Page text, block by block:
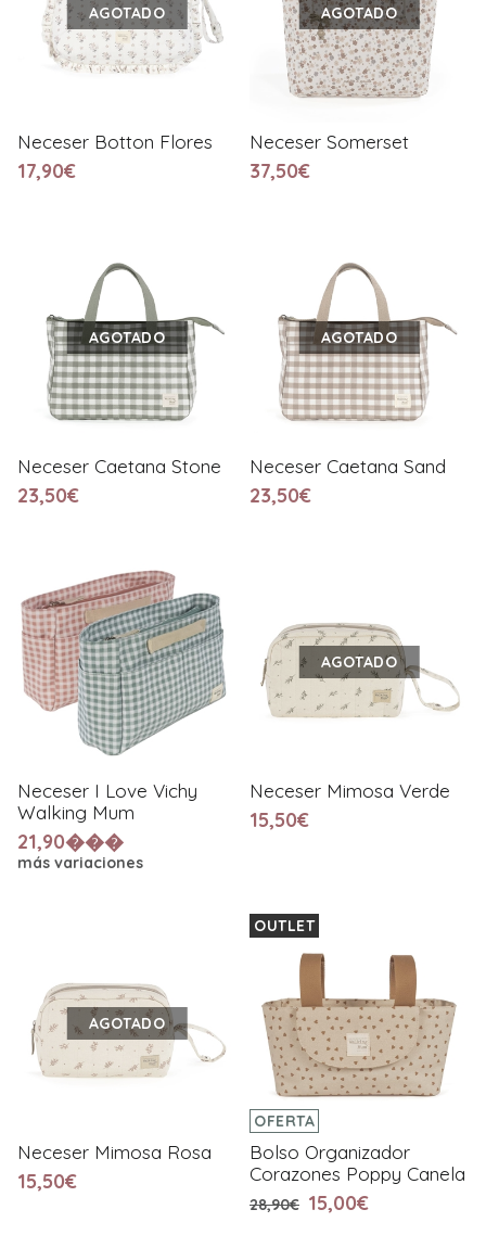
AGOTADO
Neceser Botton Flores
17,90€
AGOTADO
Neceser Somerset
37,50€
AGOTADO
Neceser Caetana Stone
23,50€
AGOTADO
Neceser Caetana Sand
23,50€
Neceser I Love Vichy
Walking Mum
21,90���
más variaciones
AGOTADO
Neceser Mimosa Verde
15,50€
AGOTADO
Neceser Mimosa Rosa
15,50€
OFERTA
OUTLET
Bolso Organizador
Corazones Poppy Canela
28,90€ 15,00€